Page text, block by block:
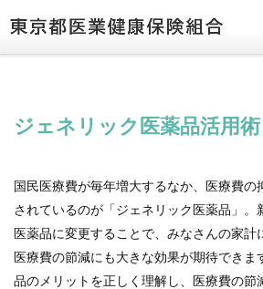
の
く
み
健
保
ジェネリック医薬品活用術
国民医療費が毎年増大するなか、医療費の
されているのが「ジェネリック医薬品」。
医薬品に変更することで、みなさんの家計
医療費の節減にも大きな効果が期待できま
品のメリットを正しく理解し、医療費の節